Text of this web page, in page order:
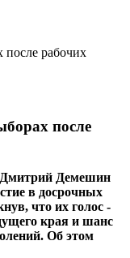
после
Дмитрий Демешин
в досрочных
что их голос -
края и шанс
Об этом